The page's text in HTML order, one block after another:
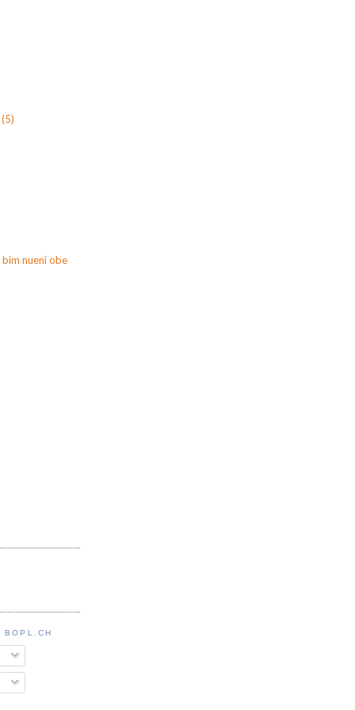
(5)
nueni obe
BOPL.CH